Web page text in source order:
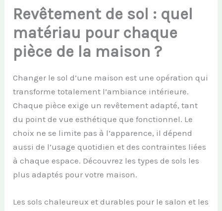
Revêtement de sol : quel
matériau pour chaque
pièce de la maison ?
Changer le sol d’une maison est une opération qui
transforme totalement l’ambiance intérieure.
Chaque pièce exige un revêtement adapté, tant
du point de vue esthétique que fonctionnel. Le
choix ne se limite pas à l’apparence, il dépend
aussi de l’usage quotidien et des contraintes liées
à chaque espace. Découvrez les types de sols les
plus adaptés pour votre maison.
Les sols chaleureux et durables pour le salon et les